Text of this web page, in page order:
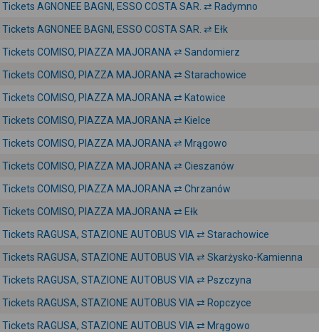
Tickets AGNONEE BAGNI, ESSO COSTA SAR. ⇄ Radymno
Tickets AGNONEE BAGNI, ESSO COSTA SAR. ⇄ Ełk
Tickets COMISO, PIAZZA MAJORANA ⇄ Sandomierz
Tickets COMISO, PIAZZA MAJORANA ⇄ Starachowice
Tickets COMISO, PIAZZA MAJORANA ⇄ Katowice
Tickets COMISO, PIAZZA MAJORANA ⇄ Kielce
Tickets COMISO, PIAZZA MAJORANA ⇄ Mrągowo
Tickets COMISO, PIAZZA MAJORANA ⇄ Cieszanów
Tickets COMISO, PIAZZA MAJORANA ⇄ Chrzanów
Tickets COMISO, PIAZZA MAJORANA ⇄ Ełk
Tickets RAGUSA, STAZIONE AUTOBUS VIA ⇄ Starachowice
Tickets RAGUSA, STAZIONE AUTOBUS VIA ⇄ Skarżysko-Kamienna
Tickets RAGUSA, STAZIONE AUTOBUS VIA ⇄ Pszczyna
Tickets RAGUSA, STAZIONE AUTOBUS VIA ⇄ Ropczyce
Tickets RAGUSA, STAZIONE AUTOBUS VIA ⇄ Mrągowo